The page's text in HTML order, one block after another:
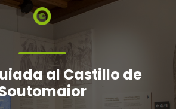
al Castillo de